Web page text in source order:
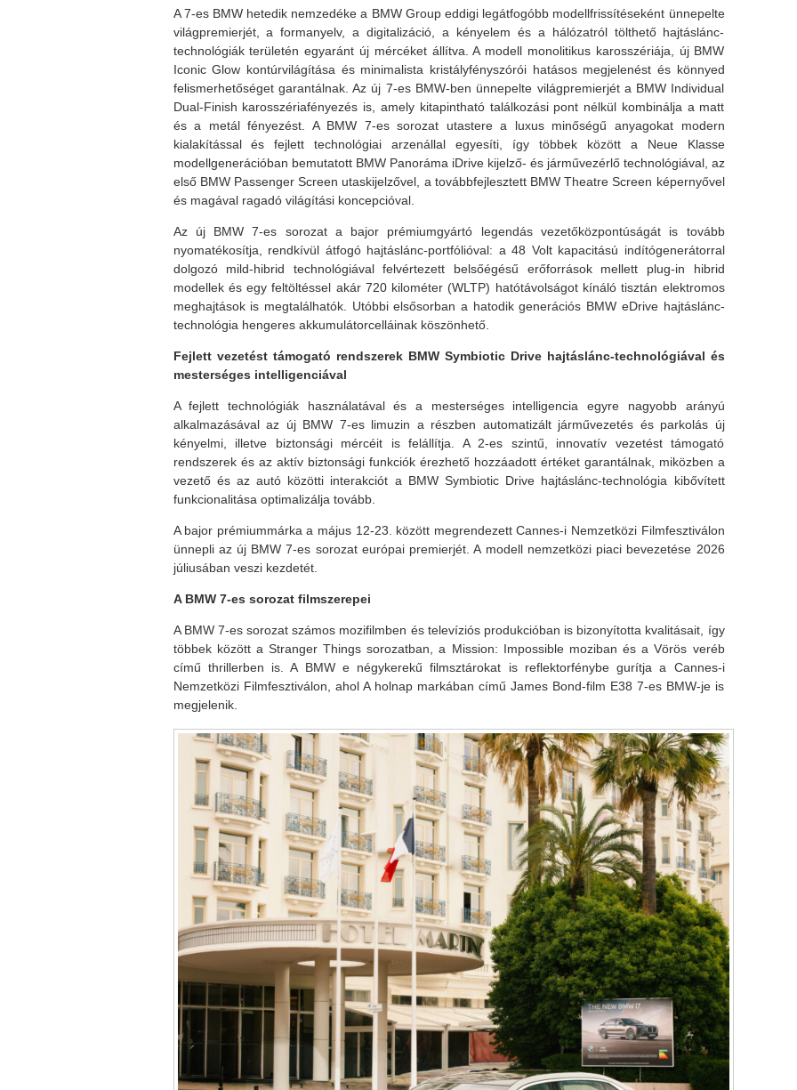
A 7-es BMW hetedik nemzedéke a BMW Group eddigi legátfogóbb modellfrissítéseként ünnepelte
világpremierjét, a formanyelv, a digitalizáció, a kényelem és a hálózatról tölthető hajtáslánc-
technológiák területén egyaránt új mércéket állítva. A modell monolitikus karosszériája, új BMW
Iconic Glow kontúrvilágítása és minimalista kristályfényszórói hatásos megjelenést és könnyed
felismerhetőséget garantálnak. Az új 7-es BMW-ben ünnepelte világpremierjét a BMW Individual
Dual-Finish karosszériafényezés is, amely kitapintható találkozási pont nélkül kombinálja a matt
és a metál fényezést. A BMW 7-es sorozat utastere a luxus minőségű anyagokat modern
kialakítással és fejlett technológiai arzenállal egyesíti, így többek között a Neue Klasse
modellgenerációban bemutatott BMW Panoráma iDrive kijelző- és járművezérlő technológiával, az
első BMW Passenger Screen utaskijelzővel, a továbbfejlesztett BMW Theatre Screen képernyővel
és magával ragadó világítási koncepcióval.
Az új BMW 7-es sorozat a bajor prémiumgyártó legendás vezetőközpontúságát is tovább
nyomatékosítja, rendkívül átfogó hajtáslánc-portfólióval: a 48 Volt kapacitású indítógenerátorral
dolgozó mild-hibrid technológiával felvértezett belsőégésű erőforrások mellett plug-in hibrid
modellek és egy feltöltéssel akár 720 kilométer (WLTP) hatótávolságot kínáló tisztán elektromos
meghajtások is megtalálhatók. Utóbbi elsősorban a hatodik generációs BMW eDrive hajtáslánc-
technológia hengeres akkumulátorcelláinak köszönhető.
Fejlett vezetést támogató rendszerek BMW Symbiotic Drive hajtáslánc-technológiával és
mesterséges intelligenciával
A fejlett technológiák használatával és a mesterséges intelligencia egyre nagyobb arányú
alkalmazásával az új BMW 7-es limuzin a részben automatizált járművezetés és parkolás új
kényelmi, illetve biztonsági mércéit is felállítja. A 2-es szintű, innovatív vezetést támogató
rendszerek és az aktív biztonsági funkciók érezhető hozzáadott értéket garantálnak, miközben a
vezető és az autó közötti interakciót a BMW Symbiotic Drive hajtáslánc-technológia kibővített
funkcionalitása optimalizálja tovább.
A bajor prémiummárka a május 12-23. között megrendezett Cannes-i Nemzetközi Filmfesztiválon
ünnepli az új BMW 7-es sorozat európai premierjét. A modell nemzetközi piaci bevezetése 2026
júliusában veszi kezdetét.
A BMW 7-es sorozat filmszerepei
A BMW 7-es sorozat számos mozifilmben és televíziós produkcióban is bizonyította kvalitásait, így
többek között a Stranger Things sorozatban, a Mission: Impossible moziban és a Vörös veréb
című thrillerben is. A BMW e négykerekű filmsztárokat is reflektorfénybe gurítja a Cannes-i
Nemzetközi Filmfesztiválon, ahol A holnap markában című James Bond-film E38 7-es BMW-je is
megjelenik.